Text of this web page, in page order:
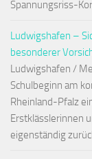
Spannungsriss-
Ludwigshafen –
besonderer
Ludwigshafen /
Schulbeginn am
Rheinland-Pfalz
Erstklässlerinnen
eigenständig